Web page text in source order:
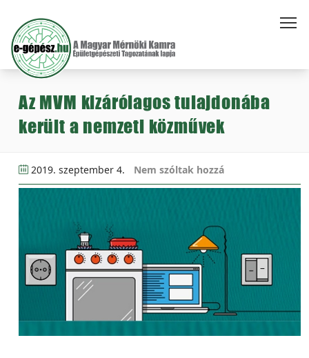
Az MVM kizárólagos tulajdonába
került a nemzeti közművek
2019. szeptember 4. Nem szóltak hozzá